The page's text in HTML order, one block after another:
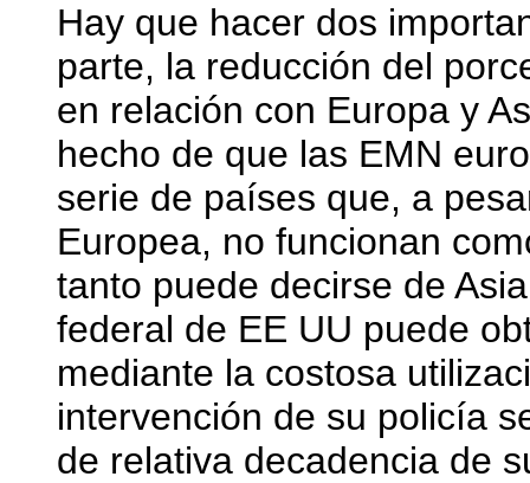
Hay que hacer dos
parte, la reducción del
en relación con Europa y
hecho de que las EMN
serie de países que, a
Europea, no funcionan
tanto puede decirse de
federal de EE UU puede
mediante la costosa
intervención de su policía
de relativa decadencia de